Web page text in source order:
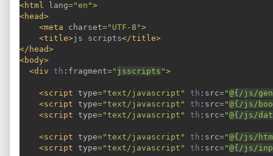
<html
lang="en">
<head>
    <meta
charset="UTF-8">
    <title>
js scripts</title>
</head>
<body>
  <div
th :fragment=" jsscripts ">
    <script
type="text/javascript" th :src="@{/js/
    <script
type="text/javascript" th :src="@{/js/
    <script
type="text/javascript" th :src="@{/js/
    <script
type="text/javascript" th :src="@{/js/
    <script
type="text/javascript" th :src="@{/js/